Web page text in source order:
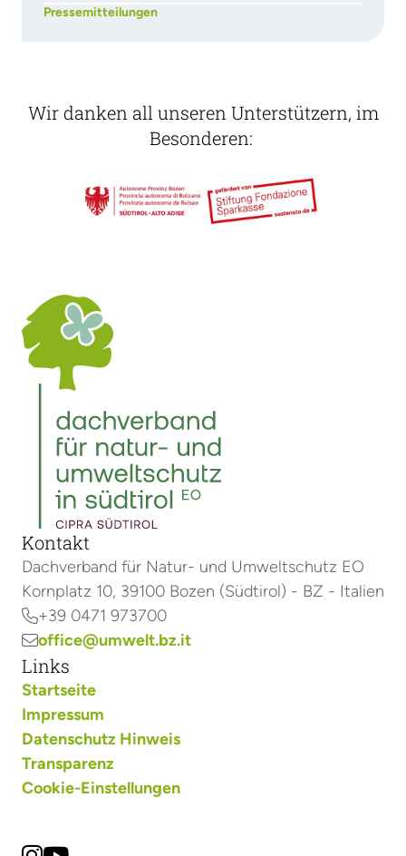
Pressemitteilungen
Wir danken all unseren Unterstützern, im
Besonderen:
Kontakt
Dachverband für Natur- und Umweltschutz EO
Kornplatz 10, 39100 Bozen (Südtirol) - BZ - Italien
+39 0471 973700
office@umwelt.bz.it
Links
Startseite
Impressum
Datenschutz Hinweis
Transparenz
Cookie-Einstellungen